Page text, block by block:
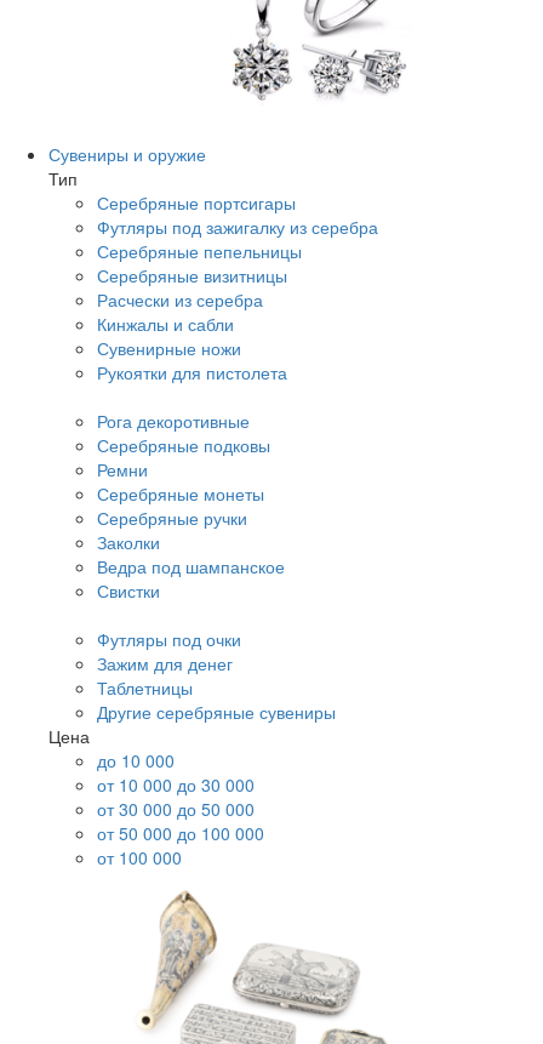
Сувениры и оружие
Тип
Серебряные портсигары
Футляры под зажигалку из серебра
Серебряные пепельницы
Серебряные визитницы
Расчески из серебра
Кинжалы и сабли
Сувенирные ножи
Рукоятки для пистолета
Рога декоротивные
Серебряные подковы
Ремни
Серебряные монеты
Серебряные ручки
Заколки
Ведра под шампанское
Свистки
Футляры под очки
Зажим для денег
Таблетницы
Другие серебряные сувениры
Цена
до 10 000
от 10 000 до 30 000
от 30 000 до 50 000
от 50 000 до 100 000
от 100 000